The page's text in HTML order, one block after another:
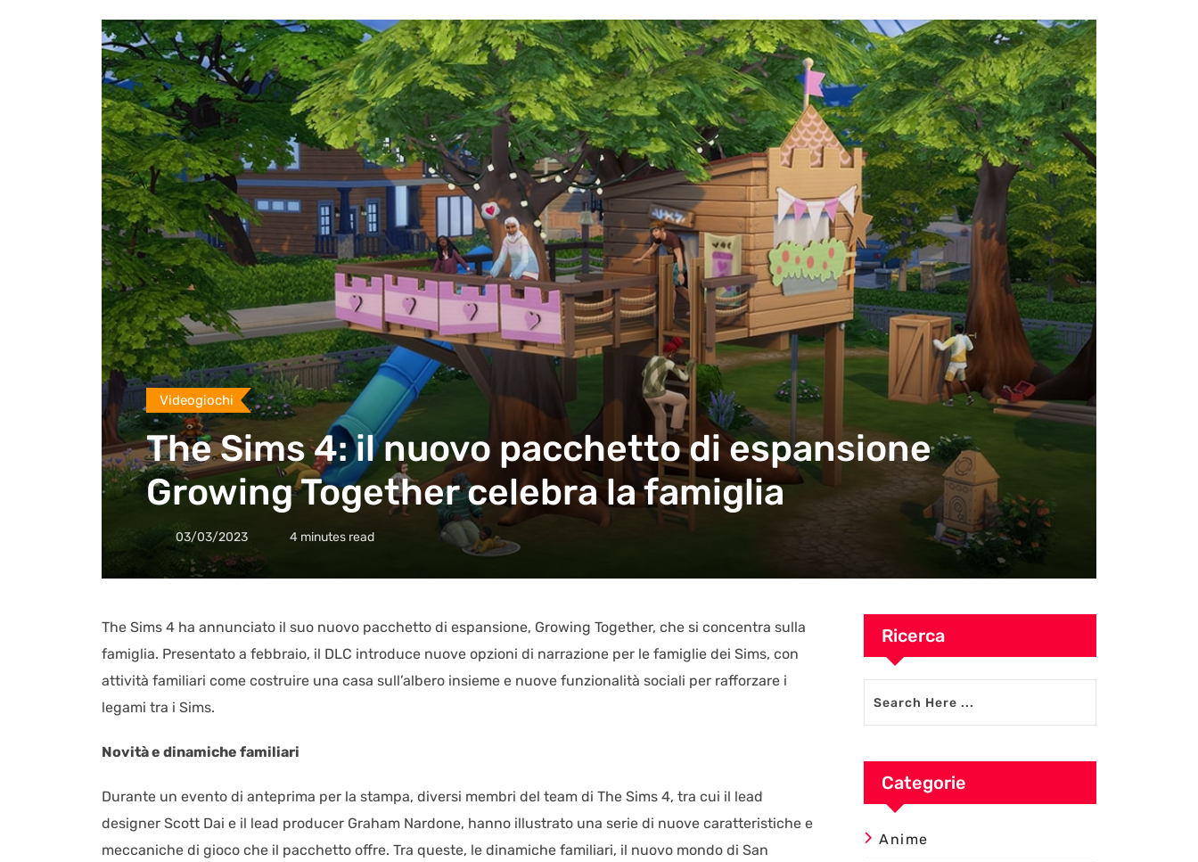
Videogiochi
The Sims 4: il nuovo pacchetto di espansione
Growing Together celebra la famiglia
03/03/2023 4 minutes read
The Sims 4 ha annunciato il suo nuovo pacchetto di espansione, Growing Together, che si concentra sulla
famiglia. Presentato a febbraio, il DLC introduce nuove opzioni di narrazione per le famiglie dei Sims, con
attività familiari come costruire una casa sull’albero insieme e nuove funzionalità sociali per rafforzare i
legami tra i Sims.
Novità e dinamiche familiari
Durante un evento di anteprima per la stampa, diversi membri del team di The Sims 4, tra cui il lead
designer Scott Dai e il lead producer Graham Nardone, hanno illustrato una serie di nuove caratteristiche e
meccaniche di gioco che il pacchetto offre. Tra queste, le dinamiche familiari, il nuovo mondo di San
Ricerca
Categorie
Anime